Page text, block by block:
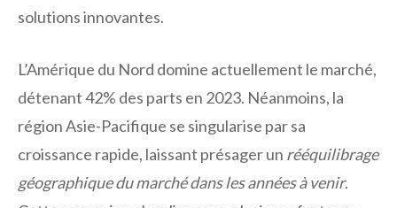
solutions innovantes.
L’Amérique du Nord domine actuellement le marché,
détenant 42% des parts en 2023. Néanmoins, la
région Asie-Pacifique se singularise par sa
croissance rapide, laissant présager un rééquilibrage
géographique du marché dans les années à venir.